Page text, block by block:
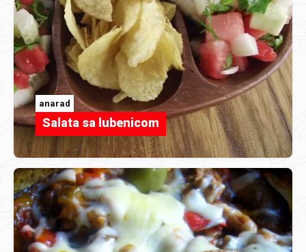
anarad
Salata sa lubenicom